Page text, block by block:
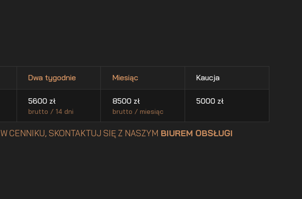
Dwa tygodnie
5600 zł
brutto / 14 dni
Miesiąc
8500zł
brutto / miesiąc
Kaucja
5000 zł
CENNIKU, SKONTAKTUJ SIĘ Z NASZYM BIUREM OBSŁUGI